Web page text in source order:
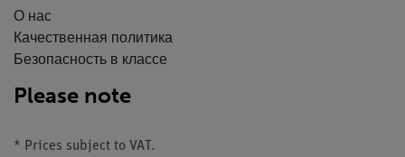
О нас
Качественная политика
Безопасность в классе
Please note
* Prices subject to VAT.